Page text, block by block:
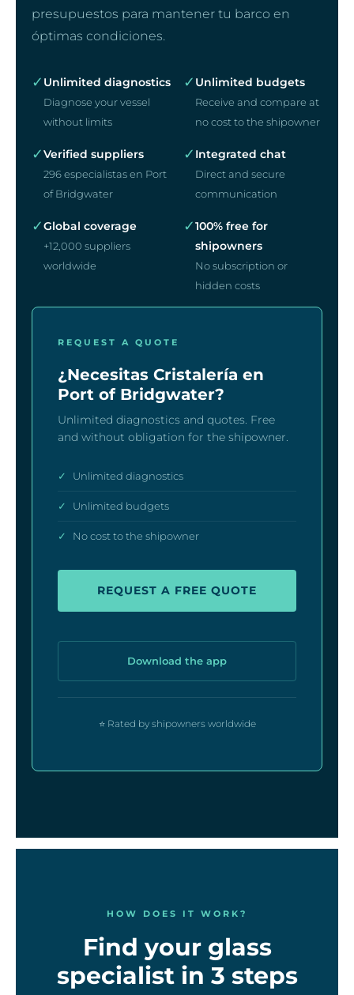
presupuestos para mantener tu barco en
óptimas condiciones.
✓ Unlimited diagnostics
Diagnose your vessel
without limits
✓ Unlimited budgets
Receive and compare at
no cost to the shipowner
✓Verified suppliers
296 especialistas en Port
of Bridgwater
✓ Integrated chat
Direct and secure
communication
✓Global coverage
+12,000 suppliers
worldwide
✓100% free for
shipowners
No subscription or
hidden costs
REQUEST A QUOTE
¿Necesitas Cristalería en
Port of Bridgwater?
Unlimited diagnostics and quotes. Free
and without obligation for the shipowner.
✓ Unlimited diagnostics
✓ Unlimited budgets
✓ No cost to the shipowner
REQUEST A FREE QUOTE
Download the app
⭐ Rated by shipowners worldwide
HOW DOES IT WORK?
Find your glass
specialist in 3 steps